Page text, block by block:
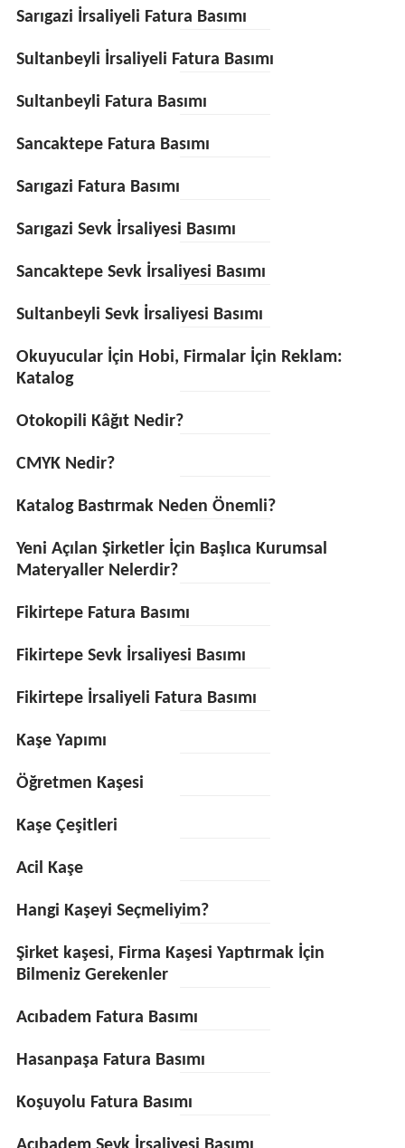
Sarıgazi İrsaliyeli Fatura Basımı
Sultanbeyli İrsaliyeli Fatura Basımı
Sultanbeyli Fatura Basımı
Sancaktepe Fatura Basımı
Sarıgazi Fatura Basımı
Sarıgazi Sevk İrsaliyesi Basımı
Sancaktepe Sevk İrsaliyesi Basımı
Sultanbeyli Sevk İrsaliyesi Basımı
Okuyucular İçin Hobi, Firmalar İçin Reklam:
Katalog
Otokopili Kâğıt Nedir?
CMYK Nedir?
Katalog Bastırmak Neden Önemli?
Yeni Açılan Şirketler İçin Başlıca Kurumsal
Materyaller Nelerdir?
Fikirtepe Fatura Basımı
Fikirtepe Sevk İrsaliyesi Basımı
Fikirtepe İrsaliyeli Fatura Basımı
Kaşe Yapımı
Öğretmen Kaşesi
Kaşe Çeşitleri
Acil Kaşe
Hangi Kaşeyi Seçmeliyim?
Şirket kaşesi, Firma Kaşesi Yaptırmak İçin
Bilmeniz Gerekenler
Acıbadem Fatura Basımı
Hasanpaşa Fatura Basımı
Koşuyolu Fatura Basımı